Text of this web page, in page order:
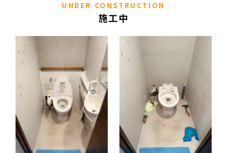
UNDER CONSTRUCTION
施工中